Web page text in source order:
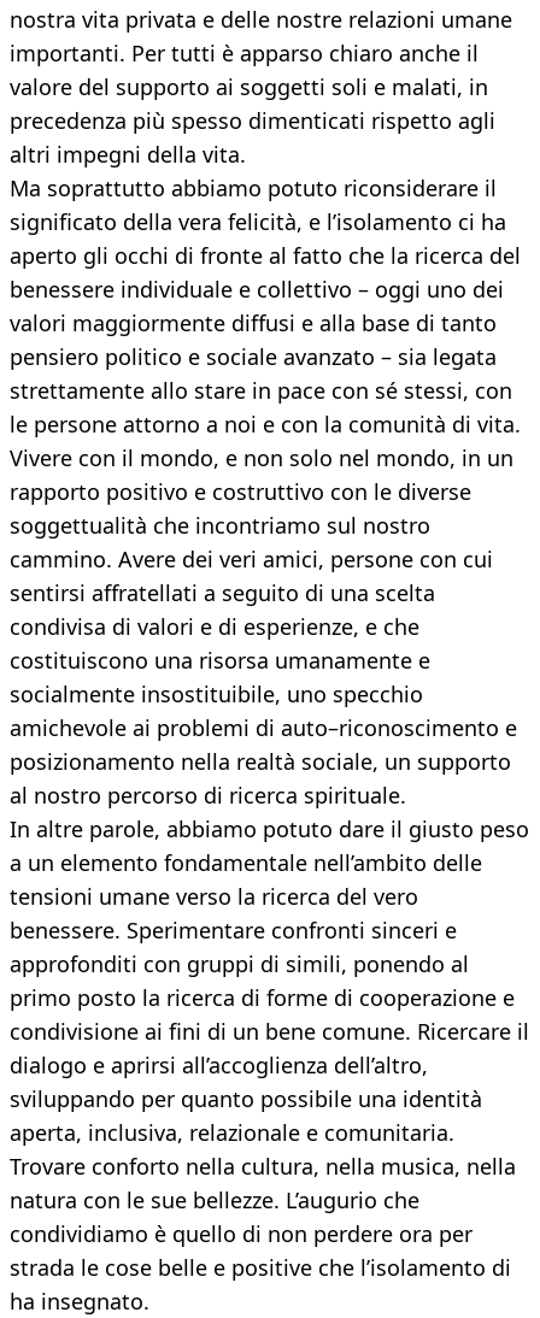
nostra vita privata e delle nostre relazioni umane
importanti. Per tutti è apparso chiaro anche il
valore del supporto ai soggetti soli e malati, in
precedenza più spesso dimenticati rispetto agli
altri impegni della vita.
Ma soprattutto abbiamo potuto riconsiderare il
significato della vera felicità, e l’isolamento ci ha
aperto gli occhi di fronte al fatto che la ricerca del
benessere individuale e collettivo – oggi uno dei
valori maggiormente diffusi e alla base di tanto
pensiero politico e sociale avanzato – sia legata
strettamente allo stare in pace con sé stessi, con
le persone attorno a noi e con la comunità di vita.
Vivere con il mondo, e non solo nel mondo, in un
rapporto positivo e costruttivo con le diverse
soggettualità che incontriamo sul nostro
cammino. Avere dei veri amici, persone con cui
sentirsi affratellati a seguito di una scelta
condivisa di valori e di esperienze, e che
costituiscono una risorsa umanamente e
socialmente insostituibile, uno specchio
amichevole ai problemi di auto–riconoscimento e
posizionamento nella realtà sociale, un supporto
al nostro percorso di ricerca spirituale.
In altre parole, abbiamo potuto dare il giusto peso
a un elemento fondamentale nell’ambito delle
tensioni umane verso la ricerca del vero
benessere. Sperimentare confronti sinceri e
approfonditi con gruppi di simili, ponendo al
primo posto la ricerca di forme di cooperazione e
condivisione ai fini di un bene comune. Ricercare il
dialogo e aprirsi all’accoglienza dell’altro,
sviluppando per quanto possibile una identità
aperta, inclusiva, relazionale e comunitaria.
Trovare conforto nella cultura, nella musica, nella
natura con le sue bellezze. L’augurio che
condividiamo è quello di non perdere ora per
strada le cose belle e positive che l’isolamento di
ha insegnato.